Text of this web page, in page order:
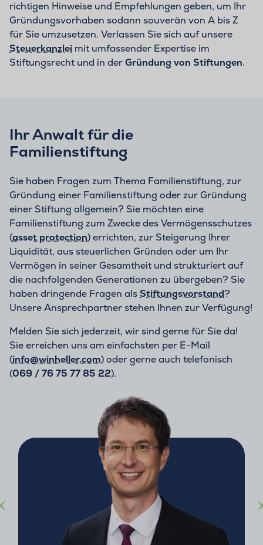
richtigen Hinweise und Empfehlungen geben, um Ihr
Gründungsvorhaben sodann souverän von A bis Z
für Sie umzusetzen. Verlassen Sie sich auf unsere
Steuerkanzlei mit umfassender Expertise im
Stiftungsrecht und in derGründung von Stiftungen.
Ihr Anwalt für die
Familienstiftung
Sie haben Fragen zum Thema Familienstiftung, zur
Gründung einer Familienstiftung oder zur Gründung
einer Stiftung allgemein? Sie möchten eine
Familienstiftung zum Zwecke des Vermögensschutzes
(asset protection) errichten, zur Steigerung Ihrer
Liquidität, aus steuerlichen Gründen oder um Ihr
Vermögen in seiner Gesamtheit und strukturiert auf
die nachfolgenden Generationen zu übergeben? Sie
haben dringende Fragen alsStiftungsvorstand?
Unsere Ansprechpartner stehen Ihnen zur Verfügung!
Melden Sie sich jederzeit, wir sind gerne für Sie da!
Sie erreichen uns am einfachsten per E-Mail
(info@winheller.com) oder gerne auch telefonisch
(069 / 76 75 77 85 22).